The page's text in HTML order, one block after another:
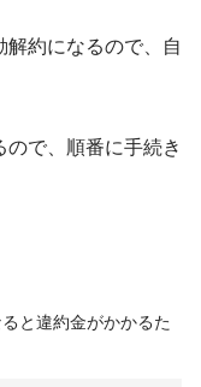
）
約になるので、自
で、順番に手続き
と違約金がかかるた